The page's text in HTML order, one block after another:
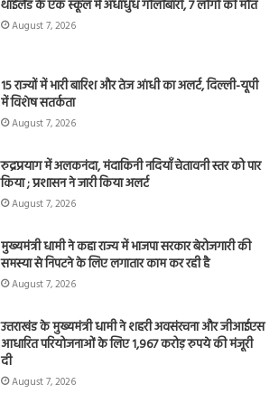
थाईलैंड के एक स्कूल में अंधाधुंध गोलीबारी, 7 लोगो की मौत
August 7, 2026
15 राज्यों में भारी बारिश और तेज आंधी का अलर्ट, दिल्ली-यूपी
में विशेष सतर्कता
August 7, 2026
रुद्रप्रयाग में अलकनंदा, मंदाकिनी नदियाँ चेतावनी स्तर को पार
किया ; प्रशासन ने जारी किया अलर्ट
August 7, 2026
मुख्यमंत्री धामी ने कहा राज्य में भाजपा सरकार बेरोजगारी की
समस्या से निपटने के लिए लगातार काम कर रही है
August 7, 2026
उत्तराखंड के मुख्यमंत्री धामी ने शहरी अवसंरचना और जीआईएस
आधारित परियोजनाओं के लिए 1,967 करोड़ रुपये की मंजूरी
दी
August 7, 2026